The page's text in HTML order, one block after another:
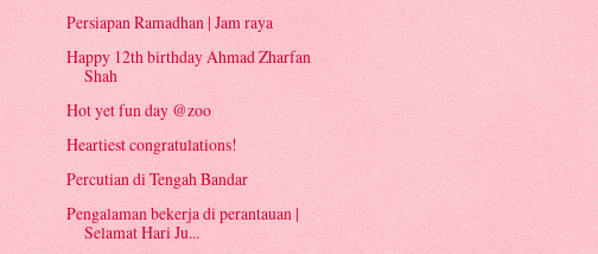
Persiapan Ramadhan | Jam raya
Happy 12th birthday Ahmad Zharfan
Shah
Hot yet fun day @zoo
Heartiest congratulations!
Percutian di Tengah Bandar
Pengalaman bekerja di perantauan |
Selamat Hari Ju...